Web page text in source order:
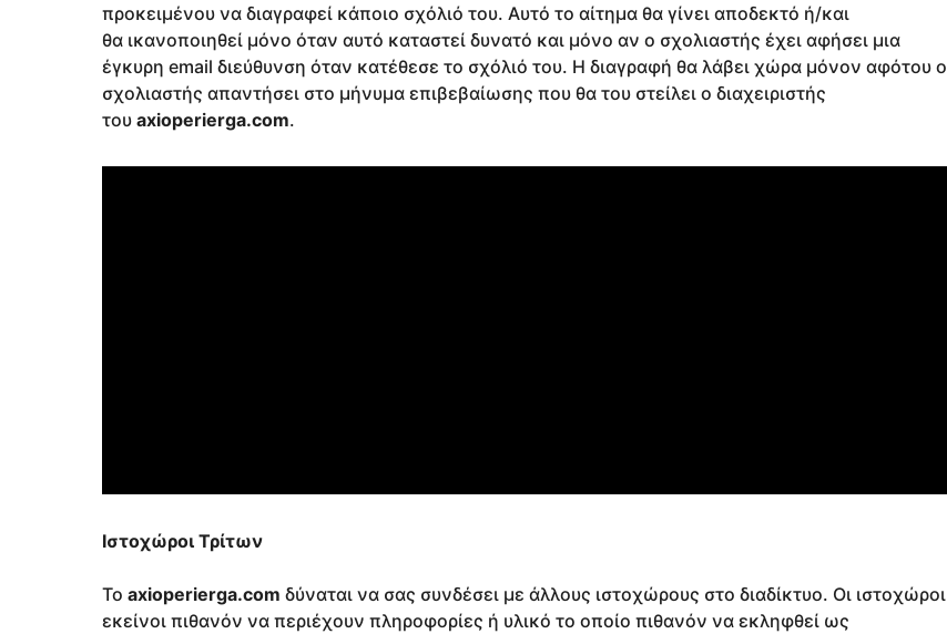
προκειμένου να διαγραφεί κάποιο σχόλιό του. Αυτό το αίτημα θα γίνει αποδεκτό ή/και
θα ικανοποιηθεί μόνο όταν αυτό καταστεί δυνατό και μόνο αν ο σχολιαστής έχει αφήσει μια
έγκυρη email διεύθυνση όταν κατέθεσε το σχόλιό του. Η διαγραφή θα λάβει χώρα μόνον αφότου ο
σχολιαστής απαντήσει στο μήνυμα επιβεβαίωσης που θα του στείλει ο διαχειριστής
του axioperierga.com.
Ιστοχώροι Τρίτων
Το axioperierga.com δύναται να σας συνδέσει με άλλους ιστοχώρους στο διαδίκτυο. Οι ιστοχώροι
εκείνοι πιθανόν να περιέχουν πληροφορίες ή υλικό το οποίο πιθανόν να εκληφθεί ως